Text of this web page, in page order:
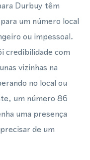
Durbuy têm
um número local
ou impessoal.
credibilidade com
vizinhas na
no local ou
um número 86
uma presença
de um